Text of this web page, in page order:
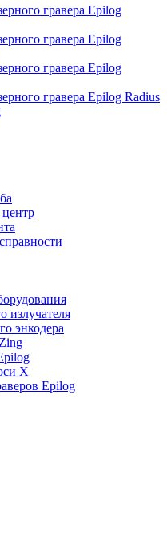
гравера Epilog
гравера Epilog
гравера Epilog
гравера Epilog Radius
излучателя
энкодера
X
Epilog